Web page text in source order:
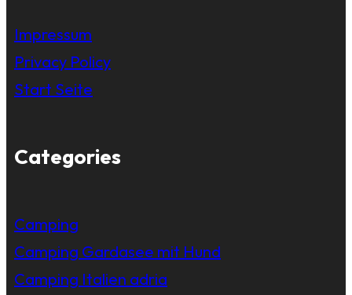
Impressum
Privacy Policy
Start Seite
Categories
Camping
Camping Gardasee mit Hund
Camping Italien adria